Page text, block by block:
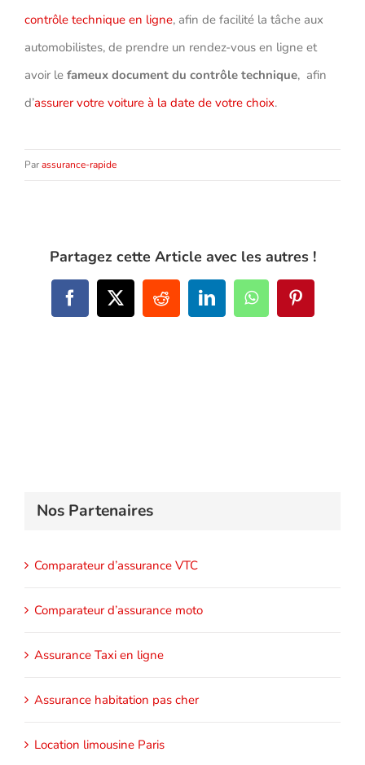
contrôle technique en ligne, afin de facilité la tâche aux
automobilistes, de prendre un rendez-vous en ligne et
avoir le fameux document du contrôle technique, afin
d’assurer votre voiture à la date de votre choix.
Parassurance-rapide
Partagez cette Article avec les autres !
Facebook
X RedditLinkedInWhatsAppPinterest
Nos Partenaires
Comparateur d’assurance VTC
Comparateur d’assurance moto
Assurance Taxi en ligne
Assurance habitation pas cher
Location limousine Paris